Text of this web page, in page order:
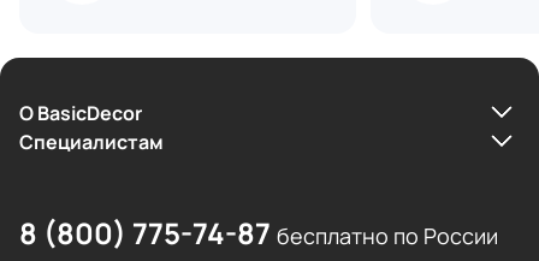
О BasicDecor
Cпециалистам
8 (800) 775-74-87 бесплатно по России